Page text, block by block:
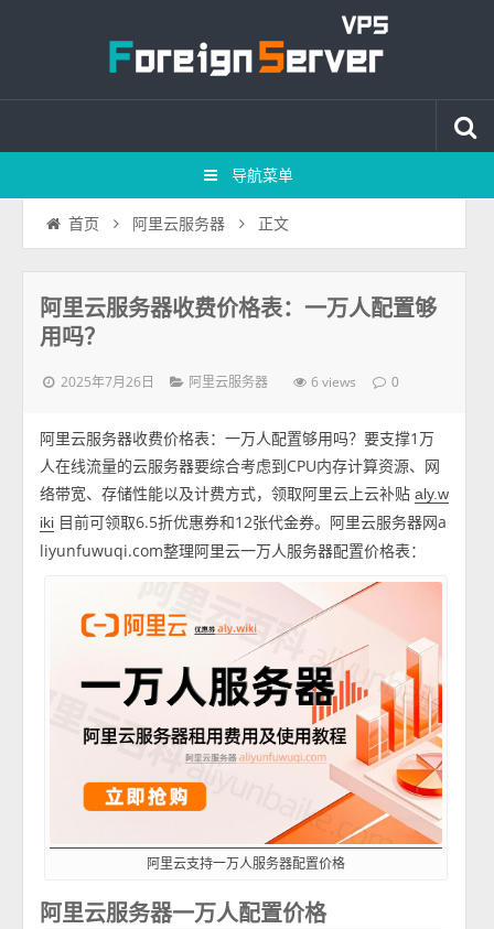
导航菜单
首页 阿里云服务器 正文
阿里云服务器收费价格表：一万人配置够
用吗？
2025年7月26日 阿里云服务器 6 views 0
阿里云服务器收费价格表：一万人配置够用吗？要支撑1万
人在线流量的云服务器要综合考虑到CPU内存计算资源、网
络带宽、存储性能以及计费方式，领取阿里云上云补贴aly.w
iki 目前可领取6.5折优惠券和12张代金券。阿里云服务器网a
liyunfuwuqi.com整理阿里云一万人服务器配置价格表：
阿里云支持一万人服务器配置价格
阿里云服务器一万人配置价格